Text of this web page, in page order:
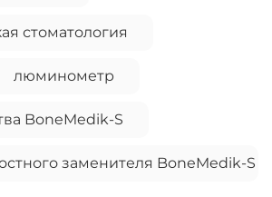
стоматология
люминометр
BoneMedik-S
заменителя BoneMedik-S